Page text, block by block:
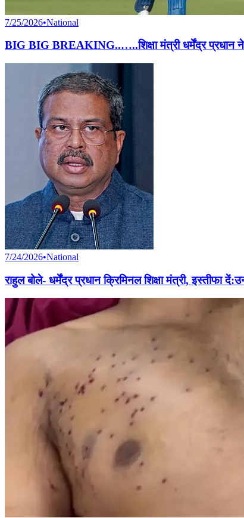
7/25/2026•National
BIG BIG BREAKING..…..शिक्षा मंत्री धर्मेंद्र प्रधान ने
7/24/2026•National
राहुल बोले- धर्मेंद्र प्रधान क्रिमिनल शिक्षा मंत्री,